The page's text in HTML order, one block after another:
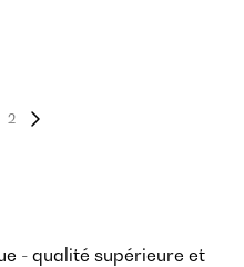
2
- qualité supérieure et